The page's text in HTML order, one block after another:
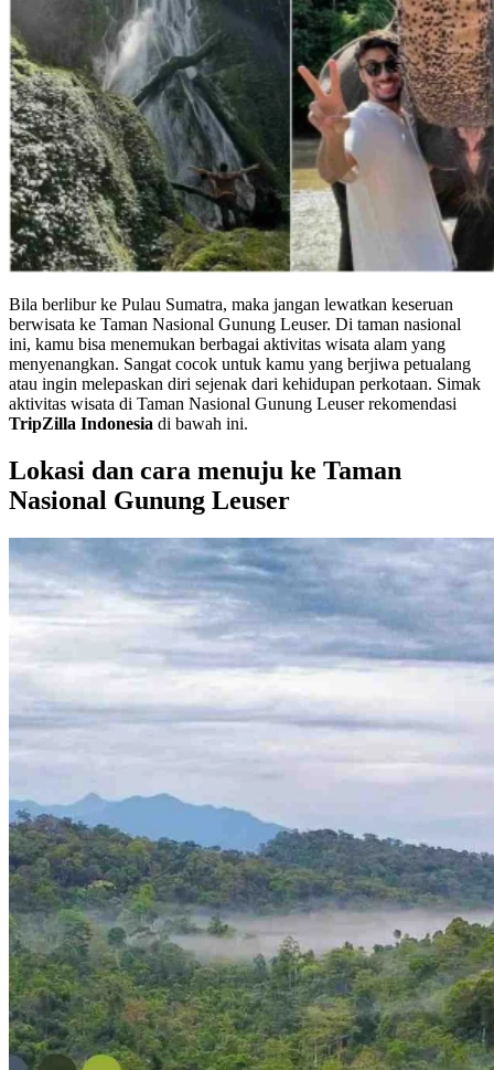
Bila berlibur ke Pulau Sumatra, maka jangan lewatkan keseruan
berwisata ke Taman Nasional Gunung Leuser. Di taman nasional
ini, kamu bisa menemukan berbagai aktivitas wisata alam yang
menyenangkan. Sangat cocok untuk kamu yang berjiwa petualang
atau ingin melepaskan diri sejenak dari kehidupan perkotaan. Simak
aktivitas wisata di Taman Nasional Gunung Leuser rekomendasi
TripZilla Indonesia di bawah ini.
Lokasi dan cara menuju ke Taman
Nasional Gunung Leuser